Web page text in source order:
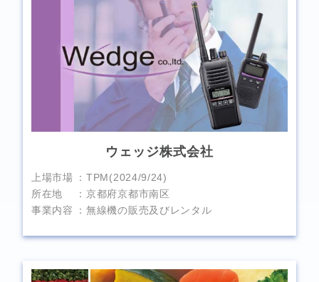
ウェッジ株式会社
上場市場
TPM(2024/9/24)
所在地
京都府京都市南区
事業内容
無線機の販売及びレンタル